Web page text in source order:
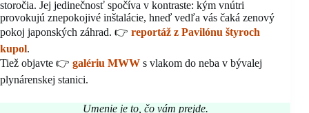
storočia. Jej jedinečnosť spočíva v kontraste: kým vnútri
provokujú znepokojivé inštalácie, hneď vedľa vás čaká zenový
pokoj japonských záhrad. 👉 reportáž z Pavilónu štyroch
kupol.
Tiež objavte 👉 galériu MWW s vlakom do neba v bývalej
plynárenskej stanici.
Umenie je to, čo vám prejde.